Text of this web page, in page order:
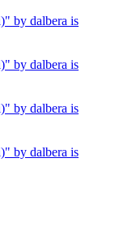
by dalbera is
by dalbera is
by dalbera is
by dalbera is